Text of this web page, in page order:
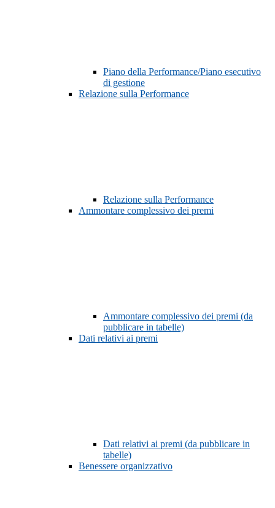
Piano della Performance/Piano esecutivo
di gestione
Relazione sulla Performance
Relazione sulla Performance
Ammontare complessivo dei premi
Ammontare complessivo dei premi (da
pubblicare in tabelle)
Dati relativi ai premi
Dati relativi ai premi (da pubblicare in
tabelle)
Benessere organizzativo